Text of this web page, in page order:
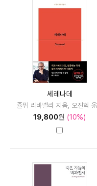
세레나데
쥴퓌 리바넬리 지음, 오진혁
19,800원 (10%)